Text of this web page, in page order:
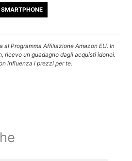
SMARTPHONE
Programma Affiliazione Amazon EU. In
ricevo un guadagno dagli acquisti idonei.
influenza i prezzi per te.